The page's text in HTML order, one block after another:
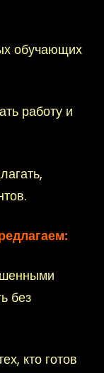
обучающих
работу и
без
кто готов